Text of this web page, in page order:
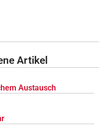
Artikel
Austausch